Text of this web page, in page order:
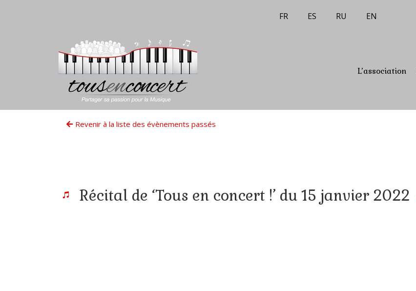
FR ES RU EN
L’association
Revenir à la liste des évènements passés
Récital de ‘Tous en concert !’ du 15 janvier 2022